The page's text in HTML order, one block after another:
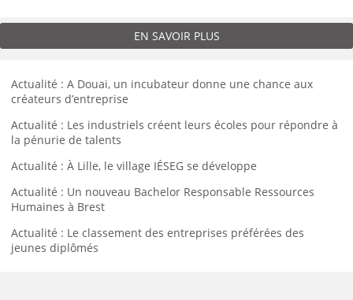
EN SAVOIR PLUS
Actualité : A Douai, un incubateur donne une chance aux
créateurs d’entreprise
Actualité : Les industriels créent leurs écoles pour répondre à
la pénurie de talents
Actualité : À Lille, le village IÉSEG se développe
Actualité : Un nouveau Bachelor Responsable Ressources
Humaines à Brest
Actualité : Le classement des entreprises préférées des
jeunes diplômés